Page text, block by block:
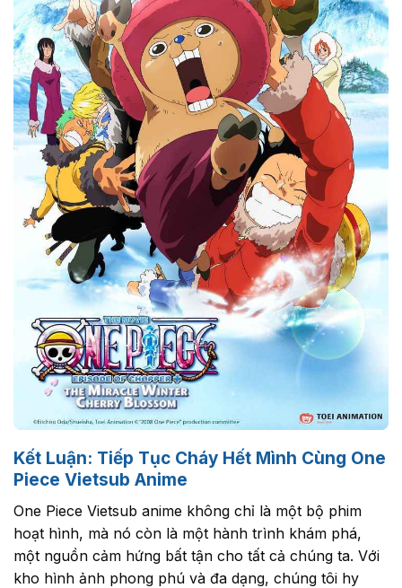
Kết Luận: Tiếp Tục Cháy Hết Mình Cùng One
Piece Vietsub Anime
One Piece Vietsub anime không chỉ là một bộ phim
hoạt hình, mà nó còn là một hành trình khám phá,
một nguồn cảm hứng bất tận cho tất cả chúng ta. Với
kho hình ảnh phong phú và đa dạng, chúng tôi hy